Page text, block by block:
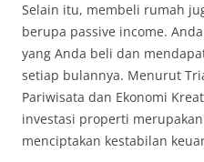
Selain itu, membeli rumah
berupa passive income.
yang Anda beli dan
setiap bulannya. Menurut
Pariwisata dan Ekonomi
investasi properti
menciptakan kestabilan